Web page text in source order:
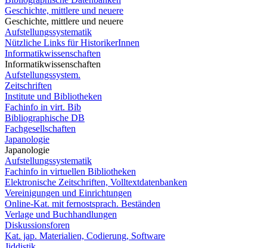
Geschichte, mittlere und neuere
Geschichte, mittlere und neuere
Aufstellungssystematik
Nützliche Links für HistorikerInnen
Informatikwissenschaften
Informatikwissenschaften
Aufstellungssystem.
Zeitschriften
Institute und Bibliotheken
Fachinfo in virt. Bib
Bibliographische DB
Fachgesellschaften
Japanologie
Japanologie
Aufstellungssystematik
Fachinfo in virtuellen Bibliotheken
Elektronische Zeitschriften, Volltextdatenbanken
Vereinigungen und Einrichtungen
Online-Kat. mit fernostsprach. Beständen
Verlage und Buchhandlungen
Diskussionsforen
Kat. jap. Materialien, Codierung, Software